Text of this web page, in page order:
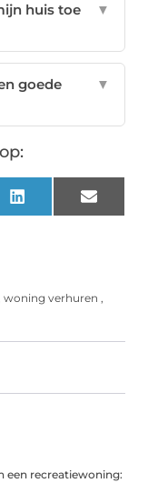
huis toe
▼
goede
▼
LinkedIn Email
woning verhuren ,
een recreatiewoning: